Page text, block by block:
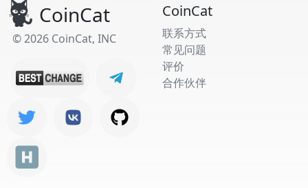
CoinCat
© 2026 CoinCat, INC
CoinCat
联系方式
常见问题
评价
合作伙伴